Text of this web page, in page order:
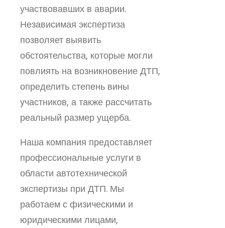
участвовавших в аварии.
Независимая экспертиза
позволяет выявить
обстоятельства, которые могли
повлиять на возникновение ДТП,
определить степень вины
участников, а также рассчитать
реальный размер ущерба.
Наша компания предоставляет
профессиональные услуги в
области автотехнической
экспертизы при ДТП. Мы
работаем с физическими и
юридическими лицами,